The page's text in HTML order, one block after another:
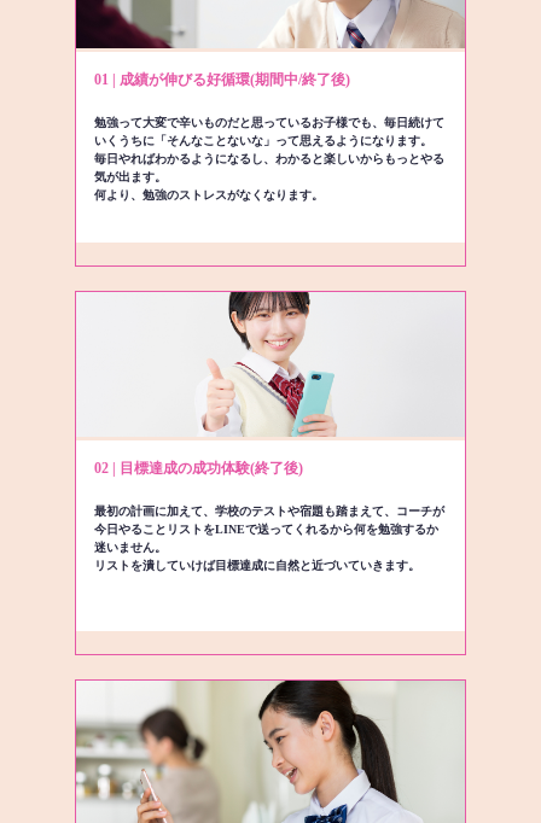
01 | 成績が伸びる好循環(期間中/終了後)
勉強って大変で辛いものだと思っているお子様でも、毎日続けて
いくうちに「そんなことないな」って思えるようになります。
毎日やればわかるようになるし、わかると楽しいからもっとやる
気が出ます。
何より、勉強のストレスがなくなります。
02 | 目標達成の成功体験(終了後)
最初の計画に加えて、学校のテストや宿題も踏まえて、コーチが
今日やることリストをLINEで送ってくれるから何を勉強するか
迷いません。
リストを潰していけば目標達成に自然と近づいていきます。